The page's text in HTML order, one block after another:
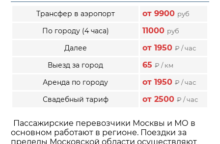
Трансфер в аэропорт от 9900 руб
По городу (4 часа) 11000 руб
Далее от 1950₽ / час
Выезд за город 65₽ / км
Аренда по городу от 1950₽ / час
Свадебный тариф от 2500₽ / час
Пассажирские перевозчики Москвы и МО в
основном работают в регионе. Поездки за
пределы Московской областиосуществляют